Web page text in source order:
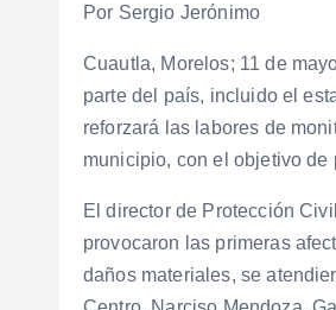
Por Sergio Jerónimo
Cuautla, Morelos; 11 de
parte del país, incluido el
reforzará las labores de
municipio, con el objetivo
El director de Protección
provocaron las primeras
daños materiales, se